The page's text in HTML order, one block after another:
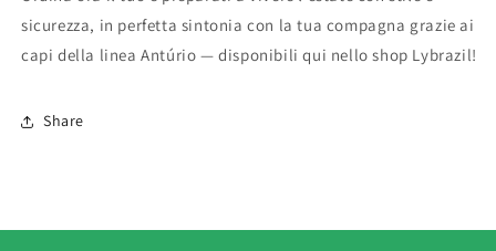
sicurezza, in perfetta sintoniacon latua compagna grazieai
capi della lineaAntúrio —disponibiliqui nelloshop Lybrazil!
Share